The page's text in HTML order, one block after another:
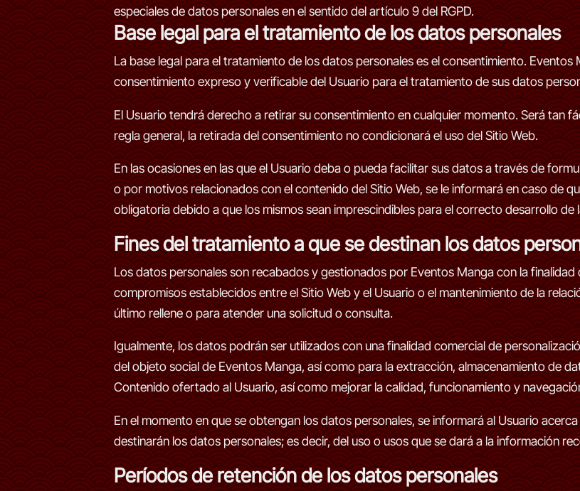
especiales de datos personales en el sentido del artículo 9 del RGPD.
Base legal para el tratamiento de los datos personales
La base legal para el tratamiento de los datos personales es el consentimiento.
consentimiento expreso y verificable del Usuario para el tratamiento de sus datos
El Usuario tendrá derecho a retirar su consentimiento en cualquier momento. Será tan
regla general, la retirada del consentimiento no condicionará el uso del Sitio Web.
En las ocasiones en las que el Usuario deba o pueda facilitar sus datos a través de
o por motivos relacionados con el contenido del Sitio Web, se le informará en caso de
obligatoria debido a que los mismos sean imprescindibles para el correcto desarrollo de
Fines del tratamiento a que se destinan los datos
Los datos personales son recabados y gestionados por Eventos Manga con la
compromisos establecidos entre el Sitio Web y el Usuario o el mantenimiento de la
último rellene o para atender una solicitud o consulta.
Igualmente, los datos podrán ser utilizados con una finalidad comercial de
del objeto social de Eventos Manga, así como para la extracción, almacenamiento de
Contenido ofertado al Usuario, así como mejorar la calidad, funcionamiento y
En el momento en que se obtengan los datos personales, se informará al Usuario
destinarán los datos personales; es decir, del uso o usos que se dará a la información
Períodos de retención de los datos personales